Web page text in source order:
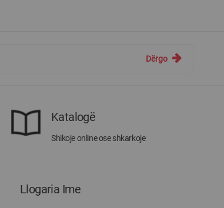
Dërgo
Katalogë
Shikoje online ose shkarkoje
Llogaria Ime